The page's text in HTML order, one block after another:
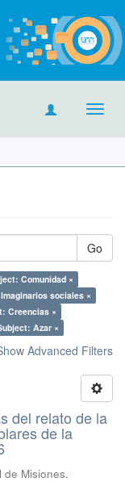
Go
Comunidad ×
sociales ×
Creencias ×
Azar ×
Advanced Filters
del relato de la
de la
de Misiones.